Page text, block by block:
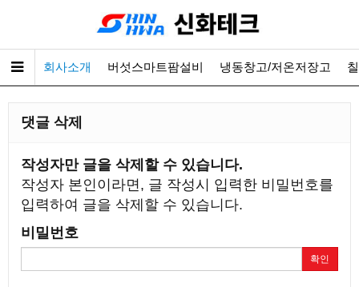
회사소개 버섯스마트팜설비 냉동창고/저온저장고
댓글 삭제
작성자만 글을 삭제할 수 있습니다.
작성자 본인이라면, 글 작성시 입력한 비밀번호를
입력하여 글을 삭제할 수 있습니다.
비밀번호
확인